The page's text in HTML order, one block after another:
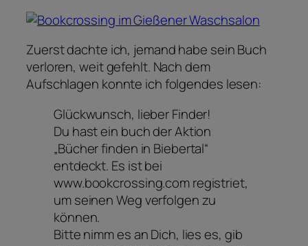
Zuerst dachte ich, jemand habe sein Buch
verloren, weit gefehlt. Nach dem
Aufschlagen konnte ich folgendes lesen:
Glückwunsch, lieber Finder!
Du hast ein buch der Aktion
„Bücher finden in Biebertal“
entdeckt. Es ist bei
www.bookcrossing.com registriet,
um seinen Weg verfolgen zu
können.
Bitte nimm es an Dich, lies es, gib